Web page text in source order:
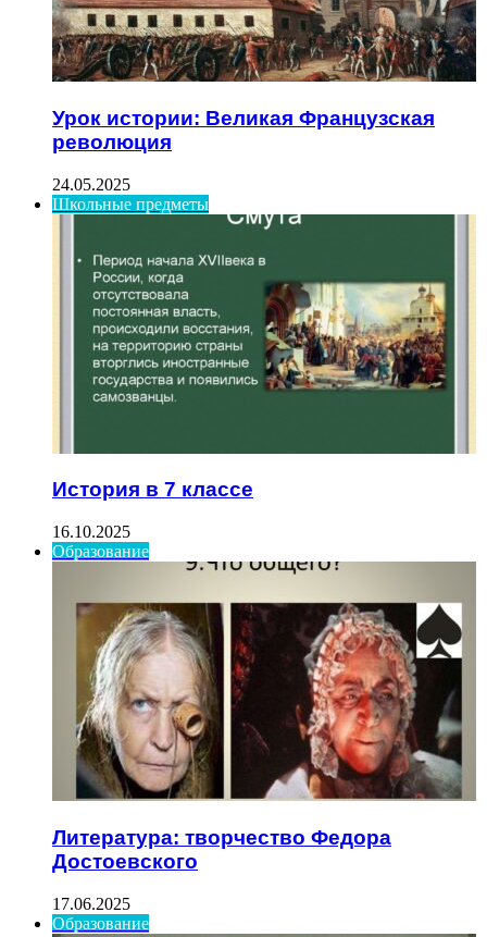
Урок истории: Великая Французская
революция
24.05.2025
Школьные предметы
История в 7 классе
16.10.2025
Образование
Литература: творчество Федора
Достоевского
17.06.2025
Образование